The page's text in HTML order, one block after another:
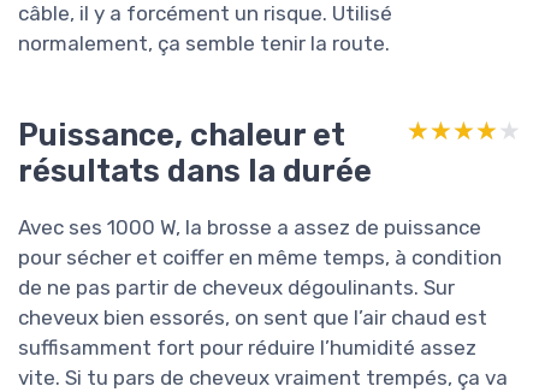
câble, il y a forcément un risque. Utilisé
normalement, ça semble tenir la route.
Puissance, chaleur et
résultats dans la durée
★★★★★
★★★★★
Avec ses 1000 W, la brosse a assez de puissance
pour sécher et coiffer en même temps, à condition
de ne pas partir de cheveux dégoulinants. Sur
cheveux bien essorés, on sent que l’air chaud est
suffisamment fort pour réduire l’humidité assez
vite. Si tu pars de cheveux vraiment trempés, ça va